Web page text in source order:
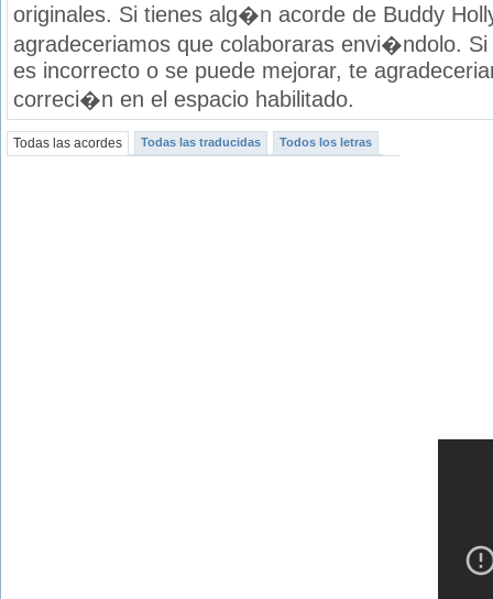
originales. Si tienes alg�n acorde de Buddy
agradeceriamos que colaboraras envi�ndolo.
es incorrecto o se puede mejorar, te
correci�n en el espacio habilitado.
Todas las acordes Todas las traducidas Todos los letras